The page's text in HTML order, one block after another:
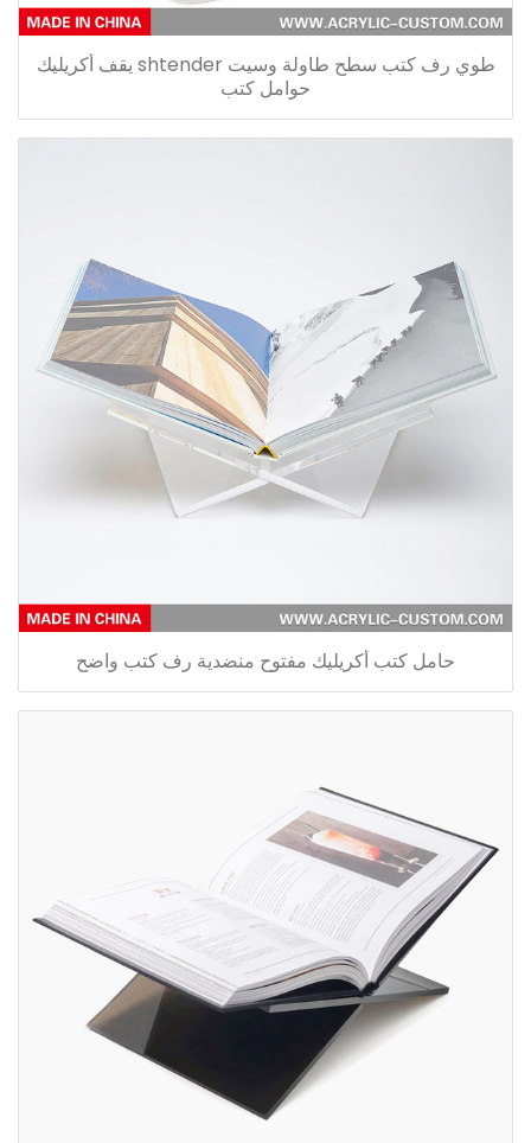
طوي رف كتب سطح طاولة وسيت shtender يقف أكريليك
حوامل كتب
حامل كتب أكريليك مفتوح منضدية رف كتب واضح